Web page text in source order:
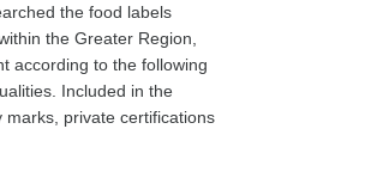
the food labels
the Greater Region,
according to the following
Included in the
private certifications